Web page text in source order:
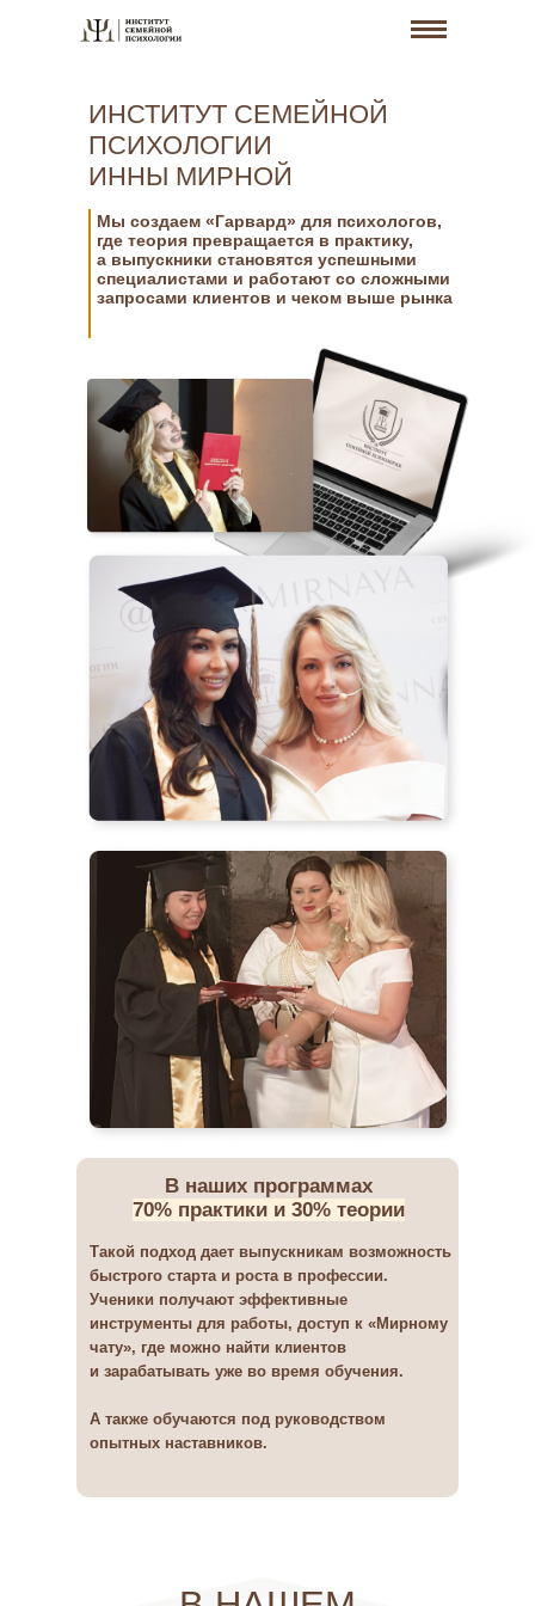
ИНСТИТУТ СЕМЕЙНОЙ
ПСИХОЛОГИИ
ИННЫ МИРНОЙ
Мы создаем «Гарвард» для психологов,
где теория превращается в практику,
а выпускники становятся успешными
специалистами и работают со сложными
запросами клиентов и чеком выше рынка
В наших программах
70% практики и 30% теории
Такой подход дает выпускникам возможность
быстрого старта и роста в профессии.
Ученики получают эффективные
инструменты для работы, доступ к «Мирному
чату», где можно найти клиентов
и зарабатывать уже во время обучения.
А также обучаются под руководством
опытных наставников.
В НАШЕМ ИНСТИТУТЕ УЧАТСЯ
100+ СТУДЕНТОВ ИЗ 20 СТРАН
МИРА
ИНСТИТУТЕ УЧАТСЯ
100+ СТУДЕНТОВ